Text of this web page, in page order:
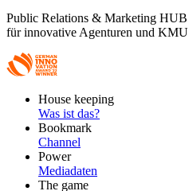
Public Relations & Marketing HUB
für innovative Agenturen und KMU
FooterHouse keeping
Was ist das?
Bookmark
Channel
Power
Mediadaten
The game